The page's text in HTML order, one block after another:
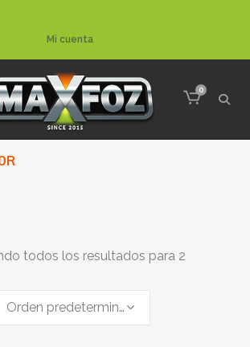
Mi cuenta
0
todos los resultados para 2
Orden predeterminado